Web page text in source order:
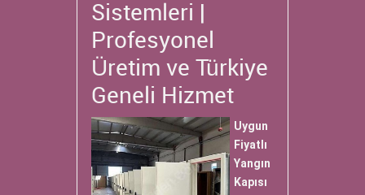
Sistemleri |
Profesyonel
Üretim ve Türkiye
Geneli Hizmet
Uygun
Fiyatlı
Yangın
Kapısı